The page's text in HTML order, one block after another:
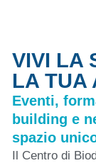
VIVI LA
LA TUA
Eventi,
building e
spazio
Il Centro di